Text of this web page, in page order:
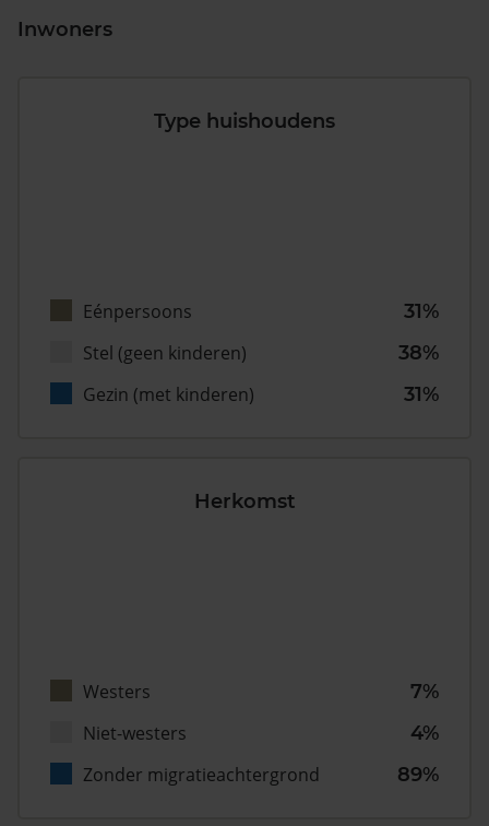
Inwoners
Type huishoudens
Eénpersoons
31%
Stel (geen kinderen)
38%
Gezin (met kinderen)
31%
Herkomst
Westers
7%
Niet-westers
4%
Zonder migratieachtergrond
89%